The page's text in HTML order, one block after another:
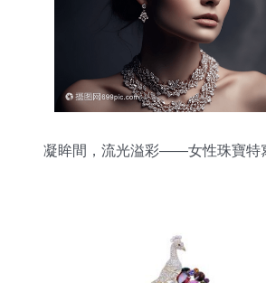
凝眸間，流光溢彩——女性珠寶特